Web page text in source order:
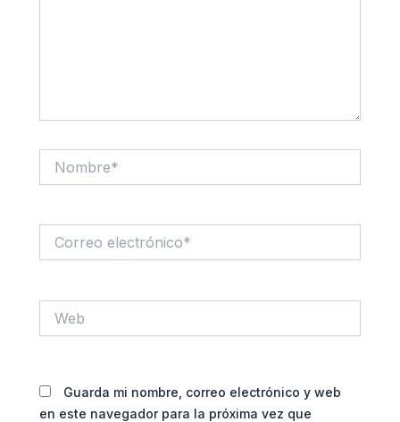
electrónico*
Guarda mi nombre, correo electrónico y web
en este navegador para la próxima vez que